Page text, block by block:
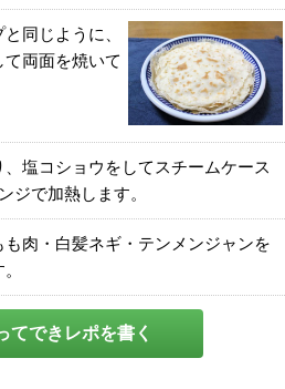
同じように、
両面を焼いて
塩コショウをしてスチームケース
ジで加熱します。
肉・白髪ネギ・テンメンジャンを
てできレポを書く